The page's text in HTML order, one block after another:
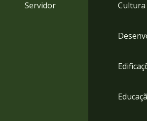
Servidor Cultura